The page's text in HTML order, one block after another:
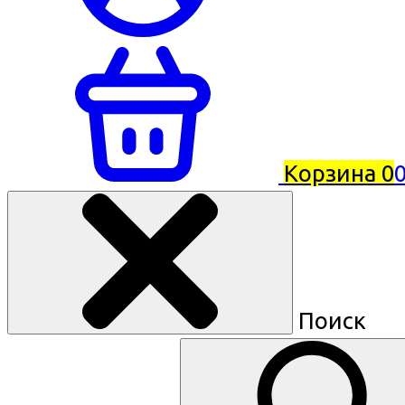
Корзина 0
Поиск